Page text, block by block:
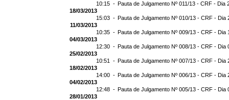
10:15 - Pauta de Julgamento Nº 011/13 - CRF - Dia
18/03/2013
15:03 - Pauta de Julgamento Nº 010/13 - CRF - Dia
11/03/2013
10:35 - Pauta de Julgamento Nº 009/13 - CRF - Dia
04/03/2013
12:30 - Pauta de Julgamento Nº 008/13 - CRF - Dia
25/02/2013
10:51 - Pauta de Julgamento Nº 007/13 - CRF - Dia
18/02/2013
14:00 - Pauta de Julgamento Nº 006/13 - CRF - Dia
04/02/2013
12:48 - Pauta de Julgamento Nº 005/13 - CRF - Dia
28/01/2013